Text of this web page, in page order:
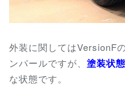
外装に関してはVersionF
ンパールですが、 塗装状
な状態です。